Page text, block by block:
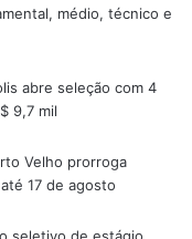
médio, técnico e
abre seleção com 4
9,7 mil
Velho prorroga
17 de agosto
seletivo de estágio